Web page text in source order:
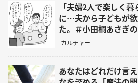
「夫婦2人で楽しく
に…夫から子どもが
た。＃小田桐あさぎ
み相談
カルチャー
あなたはどれだけ言